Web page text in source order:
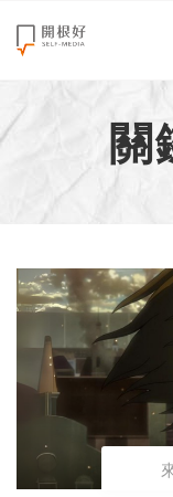
來點正能量
世界在想什
創造美好生
職場商業經
影片專區
關於我們
關